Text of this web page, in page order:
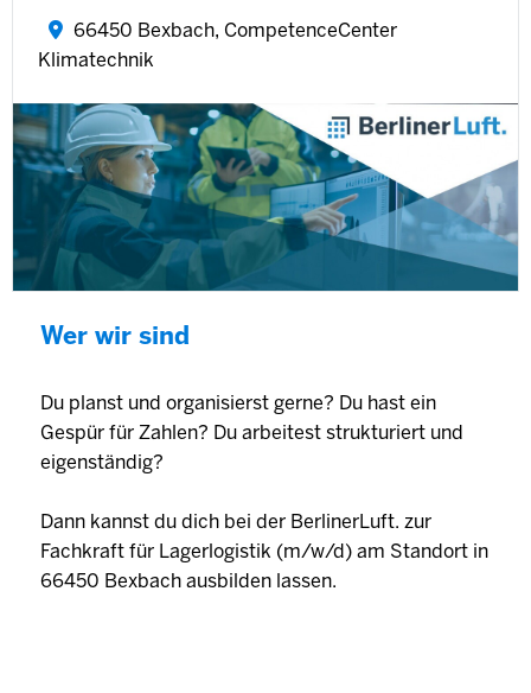
66450 Bexbach, CompetenceCenter
Klimatechnik
Wer wir sind
Du planst und organisierst gerne? Du hast ein
Gespür für Zahlen? Du arbeitest strukturiert und
eigenständig?
Dann kannst du dich bei der BerlinerLuft. zur
Fachkraft für Lagerlogistik (m/w/d) am Standort in
66450 Bexbach ausbilden lassen.